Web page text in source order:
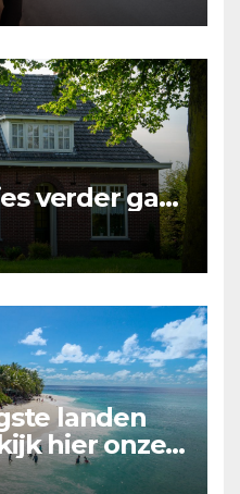
verder gaat
landen
hier onze